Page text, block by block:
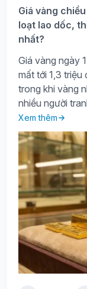
Giá vàng
loạt lao dốc,
nhất?
Giá vàng ngày
mất tới 1,3
trong khi vàng
nhiều người
Xem thêm